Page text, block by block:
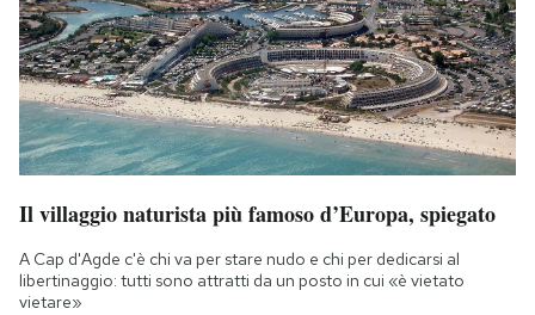
Il villaggio naturista più famoso d’Europa, spiegato
A Cap d'Agde c'è chi va per stare nudo e chi per dedicarsi al
libertinaggio: tutti sono attratti da un posto in cui «è vietato
vietare»